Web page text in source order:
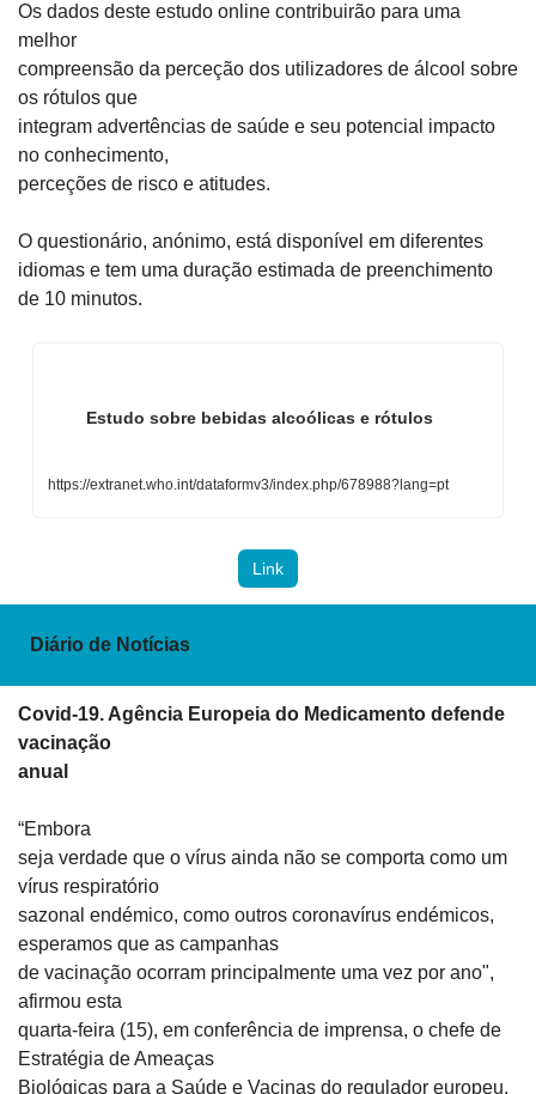
Os dados deste estudo online contribuirão para uma
melhor
compreensão da perceção dos utilizadores de álcool sobre
os rótulos que
integram advertências de saúde e seu potencial impacto
no conhecimento,
perceções de risco e atitudes.
O questionário, anónimo, está disponível em diferentes
idiomas e tem uma duração estimada de preenchimento
de 10 minutos.
https://extranet.who.int/dataformv3/index.php/678988?lang=pt
Link
Diário de Notícias
Covid-19. Agência Europeia do Medicamento defende
vacinação
anual
“Embora
seja verdade que o vírus ainda não se comporta como um
vírus respiratório
sazonal endémico, como outros coronavírus endémicos,
esperamos que as campanhas
de vacinação ocorram principalmente uma vez por ano",
afirmou esta
quarta-feira (15), em conferência de imprensa, o chefe de
Estratégia de Ameaças
Biológicas para a Saúde e Vacinas do regulador europeu,